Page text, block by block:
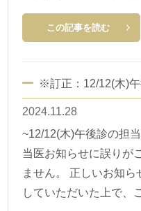
この記事を読む
※訂正：12/12(木)
2024.11.28
~12/12(木)午後診の担
当医お知らせに誤りが
ません。 正しいお知
していただいた上で、